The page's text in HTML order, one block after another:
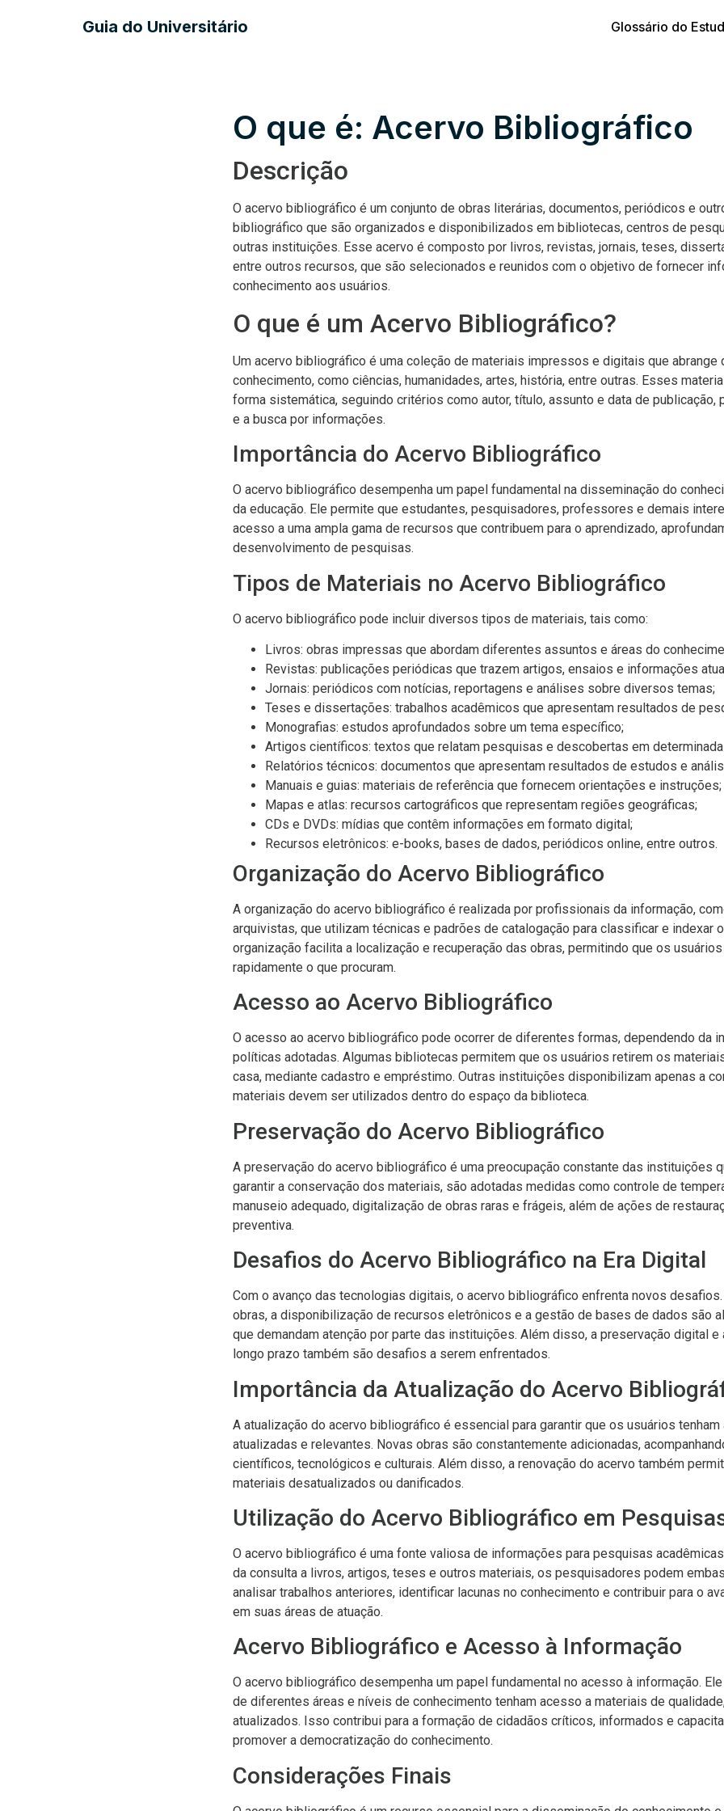
Guia do Universitário Glossário do
O que é: Acervo Bibliográfico
Descrição
O acervo bibliográfico é um conjunto de obras literárias, documentos, periódicos e
bibliográfico que são organizados e disponibilizados em bibliotecas, centros de
outras instituições. Esse acervo é composto por livros, revistas, jornais, teses,
entre outros recursos, que são selecionados e reunidos com o objetivo de fornecer
conhecimento aos usuários.
O que é um Acervo Bibliográfico?
Um acervo bibliográfico é uma coleção de materiais impressos e digitais que abrange
conhecimento, como ciências, humanidades, artes, história, entre outras. Esses
forma sistemática, seguindo critérios como autor, título, assunto e data de publicação,
e a busca por informações.
Importância do Acervo Bibliográfico
O acervo bibliográfico desempenha um papel fundamental na disseminação do
da educação. Ele permite que estudantes, pesquisadores, professores e demais
acesso a uma ampla gama de recursos que contribuem para o aprendizado,
desenvolvimento de pesquisas.
Tipos de Materiais no Acervo Bibliográfico
O acervo bibliográfico pode incluir diversos tipos de materiais, tais como:
Livros: obras impressas que abordam diferentes assuntos e áreas do
Revistas: publicações periódicas que trazem artigos, ensaios e informações
Jornais: periódicos com notícias, reportagens e análises sobre diversos temas;
Teses e dissertações: trabalhos acadêmicos que apresentam resultados de
Monografias: estudos aprofundados sobre um tema específico;
Artigos científicos: textos que relatam pesquisas e descobertas em determinada
Relatórios técnicos: documentos que apresentam resultados de estudos e
Manuais e guias: materiais de referência que fornecem orientações e instruções;
Mapas e atlas: recursos cartográficos que representam regiões geográficas;
CDs e DVDs: mídias que contêm informações em formato digital;
Recursos eletrônicos: e-books, bases de dados, periódicos online, entre outros.
Organização do Acervo Bibliográfico
A organização do acervo bibliográfico é realizada por profissionais da informação,
arquivistas, que utilizam técnicas e padrões de catalogação para classificar e indexar
organização facilita a localização e recuperação das obras, permitindo que os
rapidamente o que procuram.
Acesso ao Acervo Bibliográfico
O acesso ao acervo bibliográfico pode ocorrer de diferentes formas, dependendo da
políticas adotadas. Algumas bibliotecas permitem que os usuários retirem os
casa, mediante cadastro e empréstimo. Outras instituições disponibilizam apenas a
materiais devem ser utilizados dentro do espaço da biblioteca.
Preservação do Acervo Bibliográfico
A preservação do acervo bibliográfico é uma preocupação constante das instituições
garantir a conservação dos materiais, são adotadas medidas como controle de
manuseio adequado, digitalização de obras raras e frágeis, além de ações de
preventiva.
Desafios do Acervo Bibliográfico na Era Digital
Com o avanço das tecnologias digitais, o acervo bibliográfico enfrenta novos
obras, a disponibilização de recursos eletrônicos e a gestão de bases de dados são
que demandam atenção por parte das instituições. Além disso, a preservação digital e
longo prazo também são desafios a serem enfrentados.
Importância da Atualização do Acervo
A atualização do acervo bibliográfico é essencial para garantir que os usuários
atualizadas e relevantes. Novas obras são constantemente adicionadas,
científicos, tecnológicos e culturais. Além disso, a renovação do acervo também
materiais desatualizados ou danificados.
Utilização do Acervo Bibliográfico em
O acervo bibliográfico é uma fonte valiosa de informações para pesquisas
da consulta a livros, artigos, teses e outros materiais, os pesquisadores podem
analisar trabalhos anteriores, identificar lacunas no conhecimento e contribuir para o
em suas áreas de atuação.
Acervo Bibliográfico e Acesso à Informação
O acervo bibliográfico desempenha um papel fundamental no acesso à informação.
de diferentes áreas e níveis de conhecimento tenham acesso a materiais de
atualizados. Isso contribui para a formação de cidadãos críticos, informados e
promover a democratização do conhecimento.
Considerações Finais